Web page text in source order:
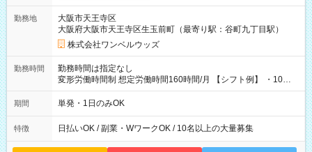
勤務地
大阪市天王寺区
大阪府大阪市天王寺区生玉前町（最寄り駅：谷町九丁目駅）
株式会社ワンベルウッズ
勤務時間
勤務時間は指定なし
変形労働時間制 想定労働時間160時間/月 【シフト例】 ・10：
00～20：00
期間 単発・1日のみOK
特徴 日払いOK / 副業・WワークOK / 10名以上の大量募集